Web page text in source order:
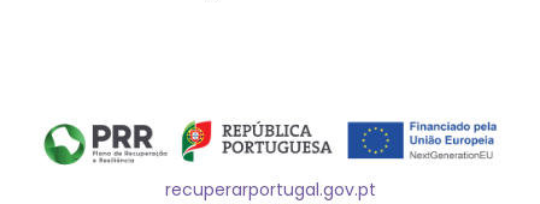
recuperarportugal.gov.pt